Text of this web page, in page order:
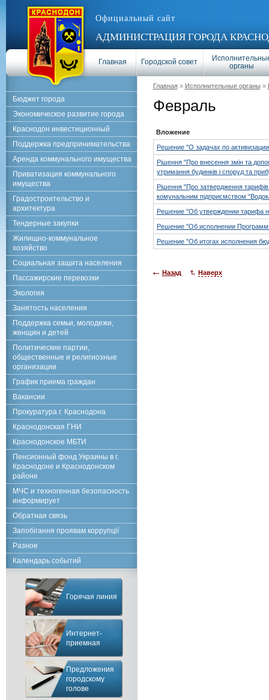
Официальный сайт
АДМИНИСТРАЦИЯ ГОРОДА
Главная Городской совет
органы
Главная» Исполнительные органы »
Февраль
Вложение
Решение "О задачах по
Рішення "Про внесення змін та
утримання будинків і споруд та
Рішення "Про затвердження
комунальним підприємством
Решение "Об утверждении тарифа
Решение "Об исполнении
Решение "Об итогах исполнения
Назад Наверх
Бюджет города
Экономическое развитие города
Краснодон инвестиционный
Поддержка предпринимательства
Аренда коммунального имущества
Приватизация коммунального
имущества
Градостроительство и
архитектура
Тендерные закупки
Жилищно-коммунальное
хозяйство
Социальная защита населения
Пассажирские перевозки
Экология
Занятость населения
Поддержка семьи, молодежи,
женщин и детей
Политические партии,
общественные и религиозные
организации
График приема граждан
Вакансии
Прокуратура г. Краснодона
Краснодонская ГНИ
Краснодонское МБТИ
Пенсионный фонд Украины в г.
Краснодоне и Краснодонском
районе
МЧС и техногенная безопасность
информирует
Обратная связь
Запобігання проявам коррупції
Разное
Календарь событий
Горячая линия
Интернет-
приемная
Предложения
городскому
голове